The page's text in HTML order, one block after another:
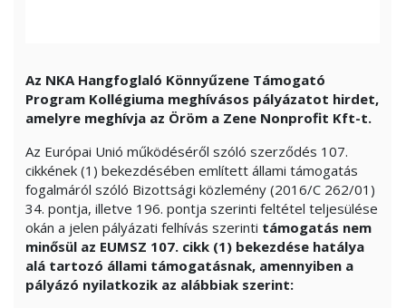
Az NKA Hangfoglaló Könnyűzene Támogató
Program Kollégiuma meghívásos pályázatot hirdet,
amelyre meghívja az Öröm a Zene Nonprofit Kft-t.
Az Európai Unió működéséről szóló szerződés 107.
cikkének (1) bekezdésében említett állami támogatás
fogalmáról szóló Bizottsági közlemény (2016/C 262/01)
34. pontja, illetve 196. pontja szerinti feltétel teljesülése
okán a jelen pályázati felhívás szerinti támogatás nem
minősül az EUMSZ 107. cikk (1) bekezdése hatálya
alá tartozó állami támogatásnak, amennyiben a
pályázó nyilatkozik az alábbiak szerint: